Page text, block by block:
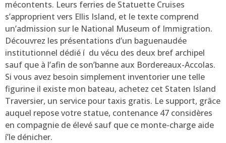
mécontents. Leurs ferries de Statuette Cruises
s’approprient vers Ellis Island, et le texte comprend
un’admission sur le National Museum of Immigration.
Découvrez les présentations d’un baguenaudée
institutionnel dédié í du vécu des deux bref archipel
sauf que à l’afin de son’banne aux Bordereaux-Accolas.
Si vous avez besoin simplement inventorier une telle
figurine il existe mon bateau, achetez cet Staten Island
Traversier, un service pour taxis gratis. Le support, grâce
auquel repose votre statue, contenance 47 considères
en compagnie de élevé sauf que ce monte-charge aide
í’le dénicher.